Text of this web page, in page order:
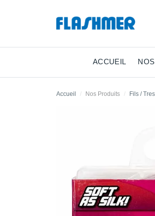
ACCUEIL
Accueil Nos Produits Fils /